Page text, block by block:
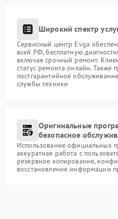
Широкий спектр
Сервисный центр Evga
всей РФ, бесплатную
включая срочный ремонт.
статус ремонта онлайн. Также
постгарантийное
службы техники
Оригинальные
безопасное
Использование официальных
аккуратная работа с
резервное копирование,
восстановление информации